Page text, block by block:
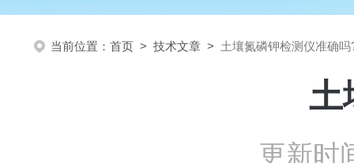
当前位置： 首页 > 技术文章 > 土壤氮磷钾检测仪准确吗
土
更新时